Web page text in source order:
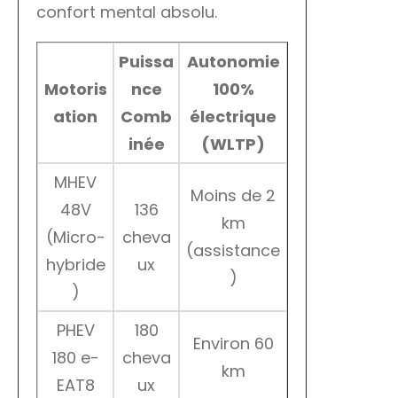
confort mental absolu.
Motoris
ation
Puissa
nce
Comb
inée
Autonomie
100%
électrique
(WLTP)
MHEV
48V
(Micro-
hybride
)
136
cheva
ux
Moins de 2
km
(assistance
)
PHEV
180 e-
EAT8
180
cheva
ux
Environ 60
km